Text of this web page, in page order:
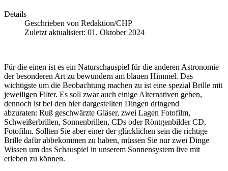
Details
Geschrieben von Redaktion/CHP
Zuletzt aktualisiert: 01. Oktober 2024
Für die einen ist es ein Naturschauspiel für die anderen Astronomie
der besonderen Art zu bewundern am blauen Himmel. Das
wichtigste um die Beobachtung machen zu ist eine spezial Brille mit
jeweiligen Filter. Es soll zwar auch einige Alternativen geben,
dennoch ist bei den hier dargestellten Dingen dringend
abzuraten: Ruß geschwärzte Gläser, zwei Lagen Fotofilm,
Schweißerbrillen, Sonnenbrillen, CDs oder Röntgenbilder CD,
Fotofilm. Sollten Sie aber einer der glücklichen sein die richtige
Brille dafür abbekommen zu haben, müssen Sie nur zwei Dinge
Wissen um das Schauspiel in unserem Sonnensystem live mit
erleben zu können.